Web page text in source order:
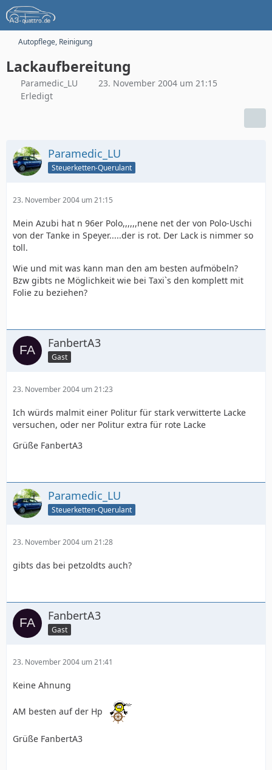
Autopflege, Reinigung
Lackaufbereitung
Paramedic_LU
23. November 2004 um 21:15
Erledigt
Paramedic_LU
Steuerketten-Querulant
23. November 2004 um 21:15
Mein Azubi hat n 96er Polo,,,,,,nene net der von Polo-Uschi
von der Tanke in Speyer.....der is rot. Der Lack is nimmer so
toll.
Wie und mit was kann man den am besten aufmöbeln?
Bzw gibts ne Möglichkeit wie bei Taxi`s den komplett mit
Folie zu beziehen?
FanbertA3
Gast
23. November 2004 um 21:23
Ich würds malmit einer Politur für stark verwitterte Lacke
versuchen, oder ner Politur extra für rote Lacke
Grüße FanbertA3
Paramedic_LU
Steuerketten-Querulant
23. November 2004 um 21:28
gibts das bei petzoldts auch?
FanbertA3
Gast
23. November 2004 um 21:41
Keine Ahnung
AM besten auf der Hp
Grüße FanbertA3